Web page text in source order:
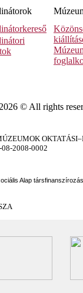
© All rights
2008-0002
Alap